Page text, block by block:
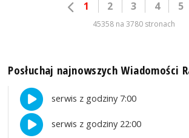
1 2 3 4 5
45358 na 3780 stronach
Posłuchaj najnowszych Wiadomości
serwis z godziny 7:00
serwis z godziny 22:00